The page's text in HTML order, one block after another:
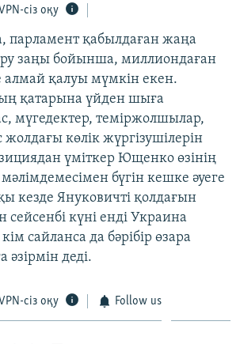
сіз оқу
қабылдаған жаңа
заңы бойынша, миллиондаған
алмай қалуы мүмкін екен.
қатарына үйден шыға
мүгедектер, теміржолшылар,
көлік жүргізушілерін
үміткер Ющенко өзінің
бүгін кешке әуеге
кезде Януковичті қолдағын
сейсенбі күні енді Украина
сайланса да бәрібір өзара
әзірмін деді.
сіз оқу Follow us